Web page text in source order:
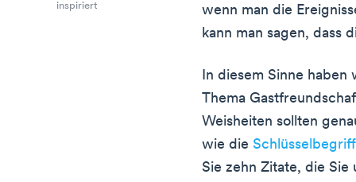
inspiriert
wenn man die
kann man sagen, dass
In diesem Sinne haben
Thema
Weisheiten sollten
wie die
Sie zehn Zitate, die Sie